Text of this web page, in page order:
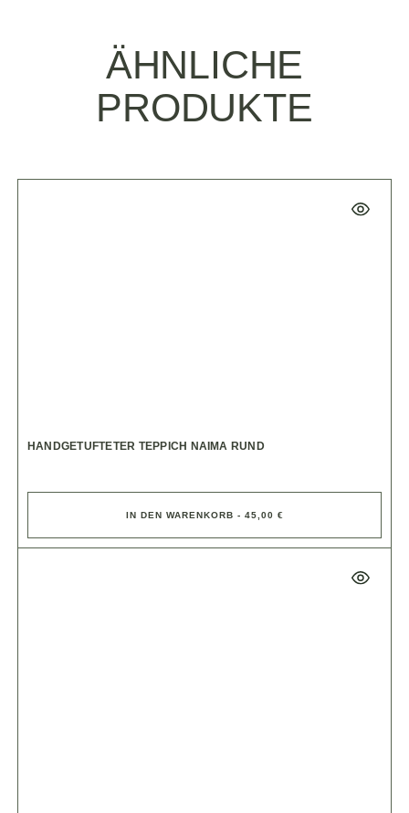
ÄHNLICHE
PRODUKTE
HANDGETUFTETER TEPPICH NAIMA RUND
IN DEN WARENKORB - 45,00 €